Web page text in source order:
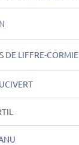
DE LIFFRE-